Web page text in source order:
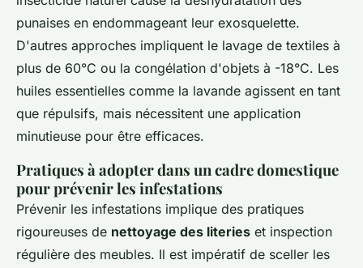
punaises en endommageant leur exosquelette.
D'autres approches impliquent le lavage de textiles à
plus de 60°C ou la congélation d'objets à -18°C. Les
huiles essentielles comme la lavande agissent en tant
que répulsifs, mais nécessitent une application
minutieuse pour être efficaces.
Pratiques à adopter dans un cadre domestique
pour prévenir les infestations
Prévenir les infestations implique des pratiques
rigoureuses de nettoyage des literies et inspection
régulière des meubles. Il est impératif de sceller les